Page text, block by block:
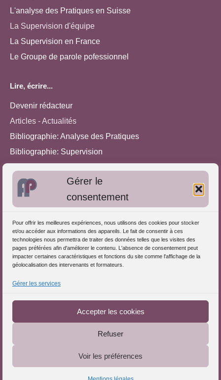
Gérer le
consentement
Pour offrir les meilleures expériences, nous utilisons des cookies pour stocker
et/ou accéder aux informations des appareils. Le fait de consentir à ces
technologies nous permettra de traiter des données telles que les visites des
pages préférées afin d'améliorer le contenu. L'absence de consentement peut
impacter certaines caractéristiques et fonctions du site comme l'affichage de la
géolocalisation des intervenants et formateurs.
Gérer les services
Accepter les cookies
Refuser
Voir les préférences
L'analyse des Pratiques en Suisse
La Supervision d'équipe
La Supervision en France
Le Groupe de parole pofessionnel
Lire, écrire...
Devenir rédacteur
Articles - Actualités
Bibliographie: Analyse des Pratiques
Bibliographie: Supervision
Approches de l'Analyse des pratiques
S'inscrire dans l'Annuaire
Publiez vos formations
Charte déontologique
Le Portail de l'Analyse des Pratiques © 2025 - Tous droits
Téléchargez le Guide